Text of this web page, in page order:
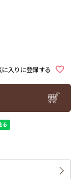
に入りに登録する